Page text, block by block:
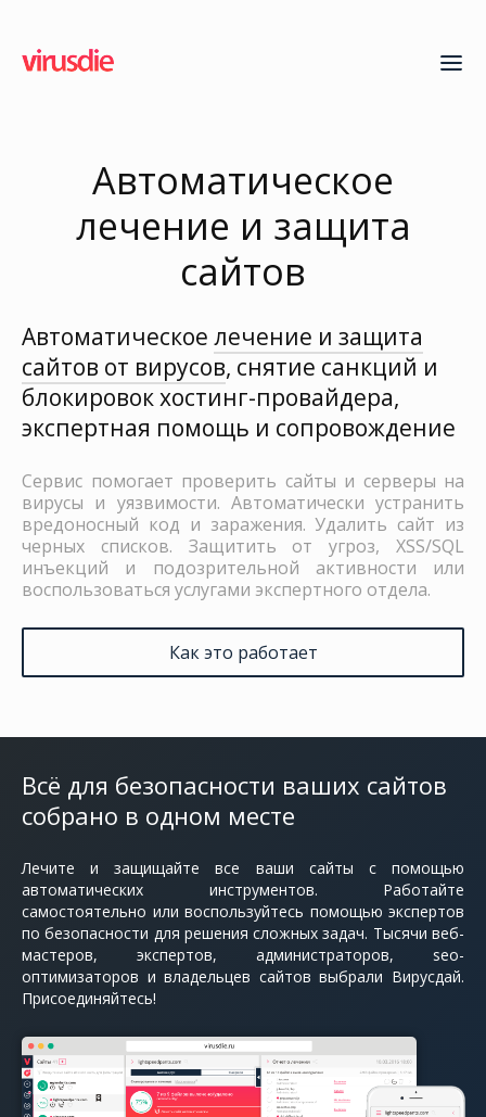
Автоматическое
лечение и защита
сайтов
Автоматическое лечение и защита
сайтов от вирусов, снятие санкций и
блокировок хостинг-провайдера,
экспертная помощь и сопровождение
Сервис помогает проверить сайты и серверы на
вирусы и уязвимости. Автоматически устранить
вредоносный код и заражения. Удалить сайт из
черных списков. Защитить от угроз, XSS/SQL
инъекций и подозрительной активности или
воспользоваться услугами экспертного отдела.
Как это работает
Всё для безопасности ваших сайтов
собрано в одном месте
Лечите и защищайте все ваши сайты с помощью
автоматических инструментов. Работайте
самостоятельно или воспользуйтесь помощью экспертов
по безопасности для решения сложных задач. Тысячи веб-
мастеров, экспертов, администраторов, seo-
оптимизаторов и владельцев сайтов выбрали Вирусдай.
Присоединяйтесь!